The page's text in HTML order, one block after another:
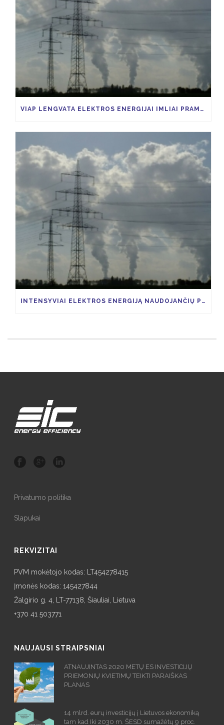
VIAP LENGVATA ELEKTROS ENERGIJAI IMLIAI PRAMONEI
INTENSYVIAI ELEKTROS ENERGIJĄ NAUDOJANČIŲ PRAMONĖS ŠAKŲ ĮMONĖS, GALĖTŲ SUSIGRĄŽINTI 85 PROCENTUS VIAP KAINOS
Privatumo politika
Slapukai
REKVIZITAI
PVM mokėtojo kodas: LT454278415
Įmonės kodas: 145427844
Žalgirio g. 4, LT-77138, Šiauliai, Lietuva
+370 41 503771
NAUJAUSI STRAIPSNIAI
ATNAUJINTAS 2020 METŲ ES INVESTICIJŲ
PRIEMONIŲ KVIETIMŲ TEIKTI PARAIŠKAS
PLANAS
14 mlrd. eurų investicijų į Lietuvos ekonomiką
tam kad Iki 2030 m. ŠESD sumažėtų 9 proc.